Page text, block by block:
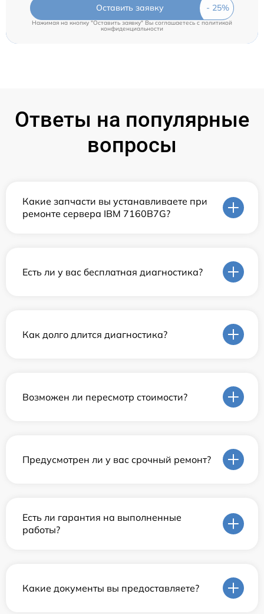
Оставить заявку
Нажимая на кнопку "Оставить заявку" Вы соглашаетесь c политикой
конфиденциальности
Ответы на популярные
вопросы
Какие запчасти вы устанавливаете при
ремонте сервера IBM 7160B7G?
Есть ли у вас бесплатная диагностика?
Как долго длится диагностика?
Возможен ли пересмотр стоимости?
Предусмотрен ли у вас срочный ремонт?
Есть ли гарантия на выполненные
работы?
Какие документы вы предоставляете?